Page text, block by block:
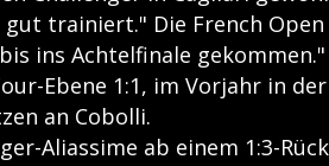
trainiert." Die French
ins Achtelfinale
Ebene 1:1, im Vorjahr in
an Cobolli.
Aliassime ab einem 1:3-